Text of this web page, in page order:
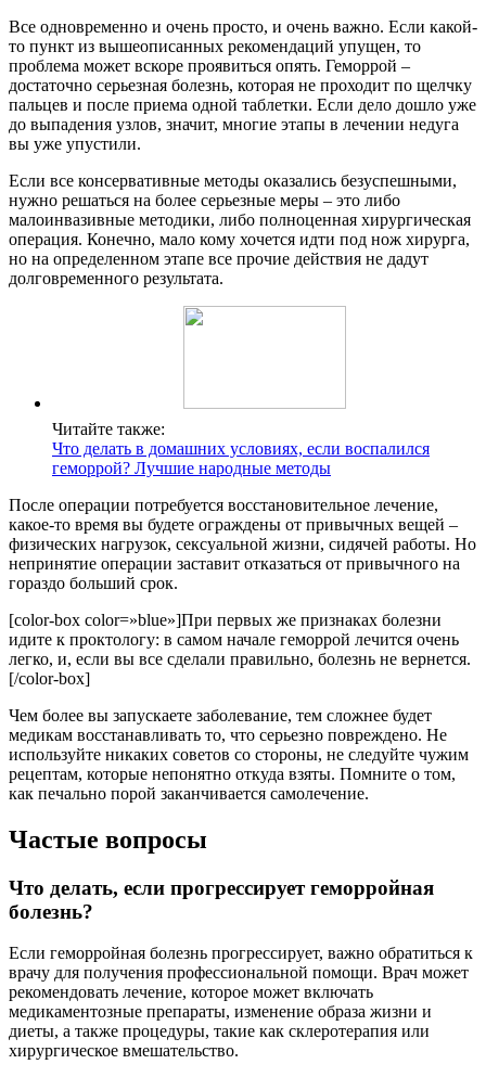
Все одновременно и очень просто, и очень важно. Если какой-
то пункт из вышеописанных рекомендаций упущен, то
проблема может вскоре проявиться опять. Геморрой –
достаточно серьезная болезнь, которая не проходит по щелчку
пальцев и после приема одной таблетки. Если дело дошло уже
до выпадения узлов, значит, многие этапы в лечении недуга
вы уже упустили.
Если все консервативные методы оказались безуспешными,
нужно решаться на более серьезные меры – это либо
малоинвазивные методики, либо полноценная хирургическая
операция. Конечно, мало кому хочется идти под нож хирурга,
но на определенном этапе все прочие действия не дадут
долговременного результата.
Читайте также:
Что делать в домашних условиях, если воспалился
геморрой? Лучшие народные методы
После операции потребуется восстановительное лечение,
какое-то время вы будете ограждены от привычных вещей –
физических нагрузок, сексуальной жизни, сидячей работы. Но
непринятие операции заставит отказаться от привычного на
гораздо больший срок.
[color-box color=»blue»]При первых же признаках болезни
идите к проктологу: в самом начале геморрой лечится очень
легко, и, если вы все сделали правильно, болезнь не вернется.
[/color-box]
Чем более вы запускаете заболевание, тем сложнее будет
медикам восстанавливать то, что серьезно повреждено. Не
используйте никаких советов со стороны, не следуйте чужим
рецептам, которые непонятно откуда взяты. Помните о том,
как печально порой заканчивается самолечение.
Частые вопросы
Что делать, если прогрессирует геморройная
болезнь?
Если геморройная болезнь прогрессирует, важно обратиться к
врачу для получения профессиональной помощи. Врач может
рекомендовать лечение, которое может включать
медикаментозные препараты, изменение образа жизни и
диеты, а также процедуры, такие как склеротерапия или
хирургическое вмешательство.